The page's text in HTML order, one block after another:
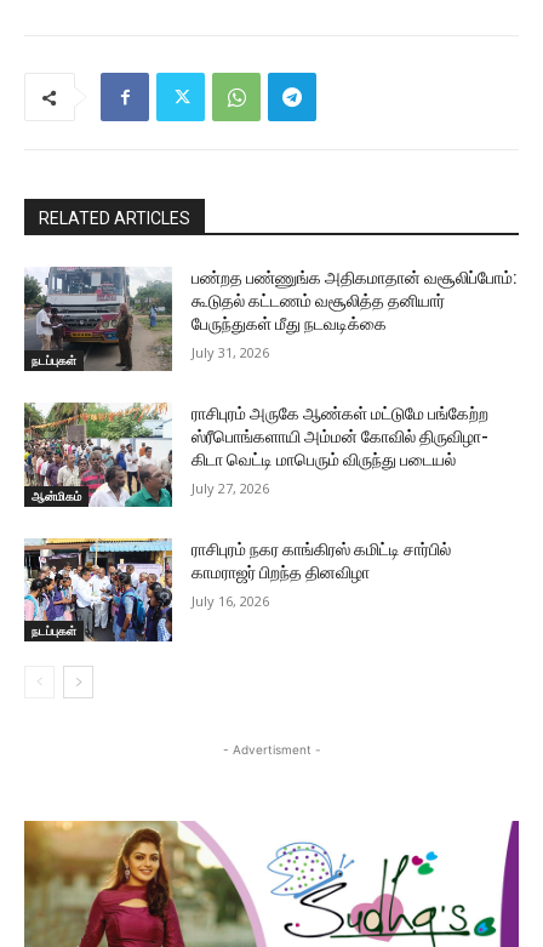
RELATED ARTICLES
நடப்புகள்
பண்றத பண்ணுங்க அதிகமாதான் வசூலிப்போம்:
கூடுதல் கட்டணம் வசூலித்த தனியார்
பேருந்துகள் மீது நடவடிக்கை
July 31, 2026
ஆன்மிகம்
ராசிபுரம் அருகே ஆண்கள் மட்டுமே பங்கேற்ற
ஸ்ரீபொங்களாயி அம்மன் கோவில் திருவிழா-
கிடா வெட்டி மாபெரும் விருந்து படையல்
July 27, 2026
நடப்புகள்
ராசிபுரம் நகர காங்கிரஸ் கமிட்டி சார்பில்
காமராஜர் பிறந்த தினவிழா
July 16, 2026
- Advertisment -